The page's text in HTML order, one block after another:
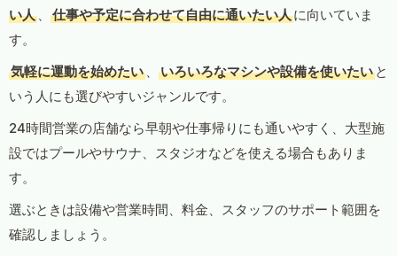
い人 、 仕事や予定に合わせて自由に通いたい人に向いていま
す。
気軽に運動を始めたい 、 いろいろなマシンや設備を使いたい と
いう人にも選びやすいジャンルです。
24時間営業の店舗なら早朝や仕事帰りにも通いやすく、大型施
設ではプールやサウナ、スタジオなどを使える場合もありま
す。
選ぶときは設備や営業時間、料金、スタッフのサポート範囲を
確認しましょう。